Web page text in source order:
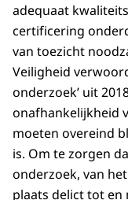
adequaat
certificering
van toezicht
Veiligheid
onderzoek’ uit
onafhankelijkheid
moeten overeind
is. Om te zorgen
onderzoek, van
plaats delict tot en